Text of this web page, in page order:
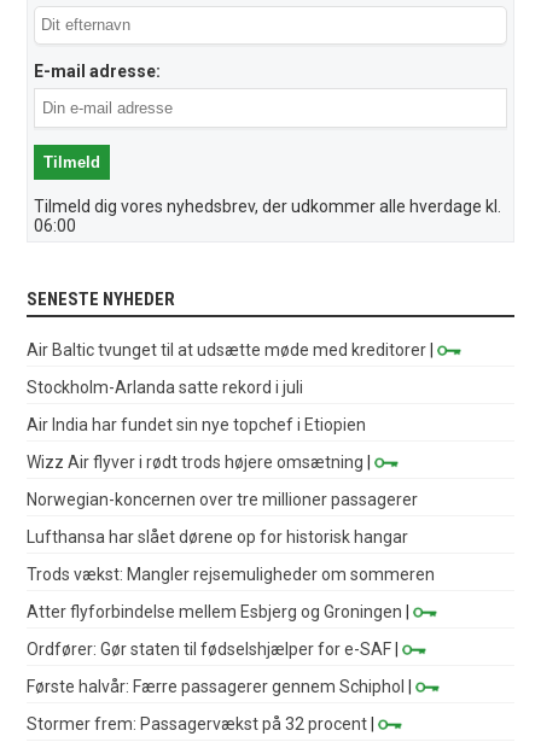
E-mail adresse:
Tilmeld dig vores nyhedsbrev, der udkommer alle hverdage kl.
06:00
SENESTE NYHEDER
Air Baltic tvunget til at udsætte møde med kreditorer |
Stockholm-Arlanda satte rekord i juli
Air India har fundet sin nye topchef i Etiopien
Wizz Air flyver i rødt trods højere omsætning |
Norwegian-koncernen over tre millioner passagerer
Lufthansa har slået dørene op for historisk hangar
Trods vækst: Mangler rejsemuligheder om sommeren
Atter flyforbindelse mellem Esbjerg og Groningen |
Ordfører: Gør staten til fødselshjælper for e-SAF |
Første halvår: Færre passagerer gennem Schiphol
|
Stormer frem: Passagervækst på 32 procent |